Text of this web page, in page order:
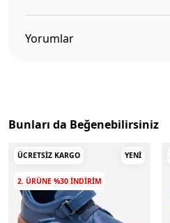
Yorumlar
Bunları da Beğenebilirsiniz
ÜCRETSIZ KARGO YENI
2. ÜRÜNE %30 INDIRIM